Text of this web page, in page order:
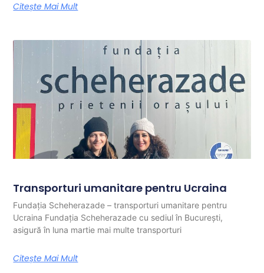
Citește Mai Mult
Transporturi umanitare pentru Ucraina
Fundația Scheherazade – transporturi umanitare pentru
Ucraina Fundația Scheherazade cu sediul în București,
asigură în luna martie mai multe transporturi
Citește Mai Mult